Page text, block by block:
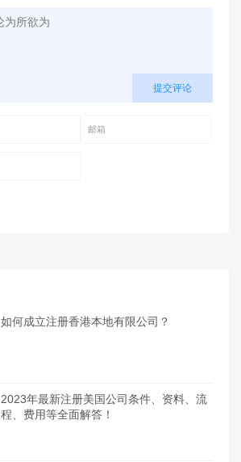
提交评论
如何成立注册香港本地有限公司？
2023年最新注册美国公司条件、资料、流
程、费用等全面解答！